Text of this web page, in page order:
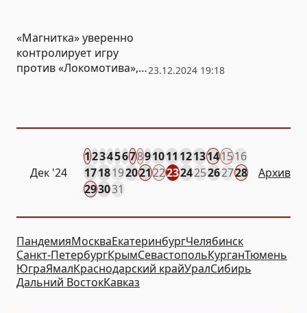
23.12.2024 19:18
«Магнитка» уверенно
контролирует игру
против «Локомотива»,
Дек '24
12345678910111213141516
171819202122232425262728
293031
Архив
ПандемияМоскваЕкатеринбургЧелябинск
Санкт-ПетербургКрымСевастопольКурганТюмень
ЮграЯмалКраснодарский крайУралСибирь
Дальний ВостокКавказ